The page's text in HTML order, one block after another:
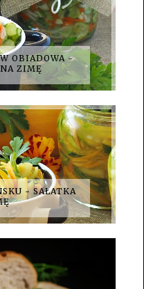
OBIADOWA -
ZIMĘ
- SAŁATKA